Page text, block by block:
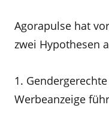
Agorapulse hat
zwei Hypothesen
1.
Werbeanzeige